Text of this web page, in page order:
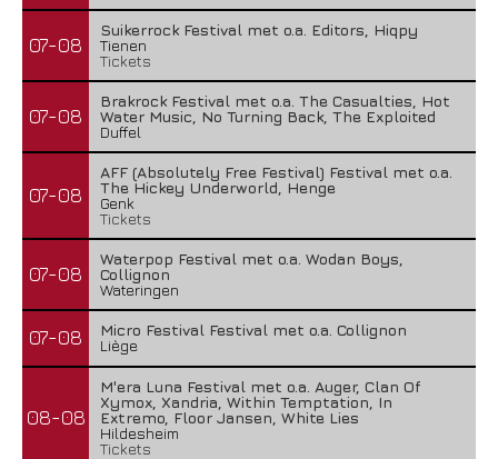
07-08
Suikerrock Festival met o.a. Editors, Hiqpy
Tienen
Tickets
07-08
Brakrock Festival met o.a. The Casualties, Hot
Water Music, No Turning Back, The Exploited
Duffel
07-08
AFF (Absolutely Free Festival) Festival met o.a.
The Hickey Underworld, Henge
Genk
Tickets
07-08
Waterpop Festival met o.a. Wodan Boys,
Collignon
Wateringen
07-08
Micro Festival Festival met o.a. Collignon
Liège
08-08
M'era Luna Festival met o.a. Auger, Clan Of
Xymox, Xandria, Within Temptation, In
Extremo, Floor Jansen, White Lies
Hildesheim
Tickets